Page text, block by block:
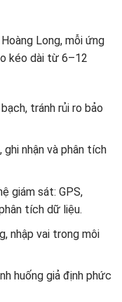
Long, mỗi ứng
kéo dài từ 6–12
tránh rủi ro bảo
nhận và phân tích
giám sát: GPS,
tích dữ liệu.
nhập vai trong môi
huống giả định phức